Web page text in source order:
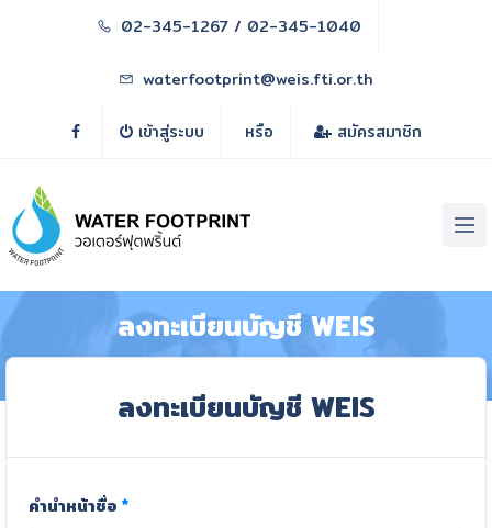
02-345-1267 / 02-345-1040
waterfootprint@weis.fti.or.th
เข้าสู่ระบบ หรือ สมัครสมาชิก
ลงทะเบียนบัญชี WEIS
หน้าหลัก สมาชิก ลงทะเบียนบัญชี WEIS
ลงทะเบียนบัญชี WEIS
คำนำหน้าชื่อ *